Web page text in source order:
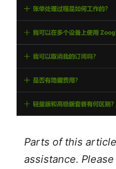
Parts of this
assistance.